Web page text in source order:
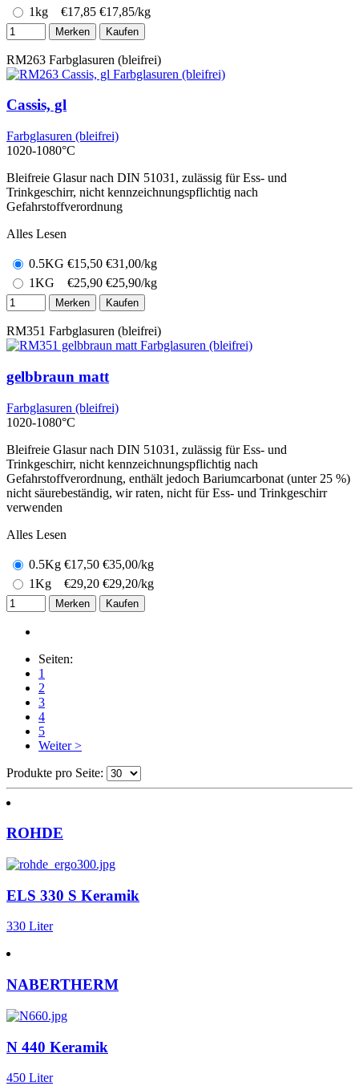
1kg
€17,85 €17,85/kg
Merken Kaufen
RM263 Farbglasuren (bleifrei)
Cassis, gl
Farbglasuren (bleifrei)
1020-1080°C
Bleifreie Glasur nach DIN 51031, zulässig für Ess- und
Trinkgeschirr, nicht kennzeichnungspflichtig nach
Gefahrstoffverordnung
Alles Lesen
0.5KG €15,50 €31,00/kg
1KG
€25,90 €25,90/kg
Merken Kaufen
RM351 Farbglasuren (bleifrei)
gelbbraun matt
Farbglasuren (bleifrei)
1020-1080°C
Bleifreie Glasur nach DIN 51031, zulässig für Ess- und
Trinkgeschirr, nicht kennzeichnungspflichtig nach
Gefahrstoffverordnung, enthält jedoch Bariumcarbonat (unter 25 %)
nicht säurebeständig, wir raten, nicht für Ess- und Trinkgeschirr
verwenden
Alles Lesen
0.5Kg €17,50 €35,00/kg
1Kg
€29,20 €29,20/kg
Merken Kaufen
Seiten:
1
2
3
4
5
Weiter >
Produkte pro Seite:
ROHDE
ELS 330 S Keramik
330 Liter
NABERTHERM
N 440 Keramik
450 Liter